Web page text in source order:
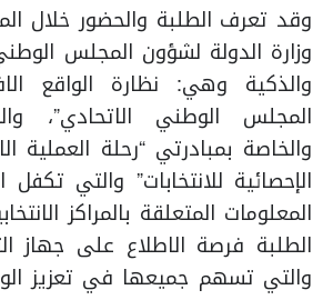
وقد تعرف الطلبة والحضور خلال
وزارة الدولة لشؤون المجلس
والذكية وهي: نظارة الواقع
المجلس الوطني الاتحادي”،
والخاصة بمبادرتي “رحلة العملية
الإحصائية للانتخابات” والتي
المعلومات المتعلقة بالمراكز
الطلبة فرصة الاطلاع على جهاز
والتي تسهم جميعها في تعزيز